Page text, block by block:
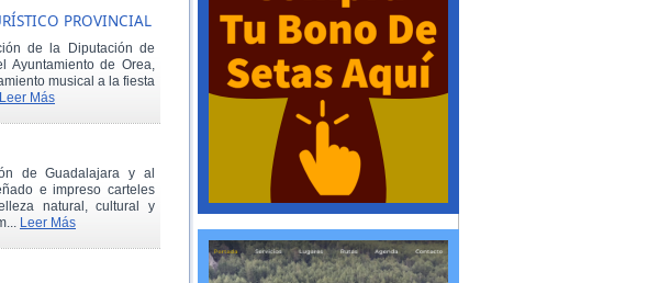
PROVINCIAL
de la Diputación de
de Orea,
musical a la fiesta
Leer Más
de Guadalajara y al
e impreso carteles
natural, cultural y
Leer Más